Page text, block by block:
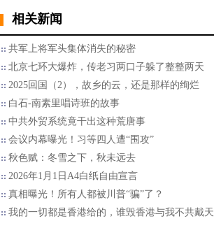
相关新闻
共军上将军头集体消失的秘密
北京七环大爆炸，传老习两口子躲了整整两天
2025回国（2），故乡的云，还是那样的绚烂
白石-南素里唱诗班的故事
中共外贸系统竟干出这种荒唐事
会议内幕曝光！习等四人遭“围攻”
秋色赋：冬雪之下，秋未远去
2026年1月1日A4白纸自由宣言
真相曝光！所有人都被川普“骗”了？
我的一切都是香港给的，谁毁香港与我不共戴天